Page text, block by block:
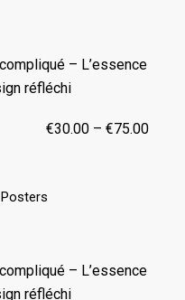
€30.00– €75.00Plage
Posters